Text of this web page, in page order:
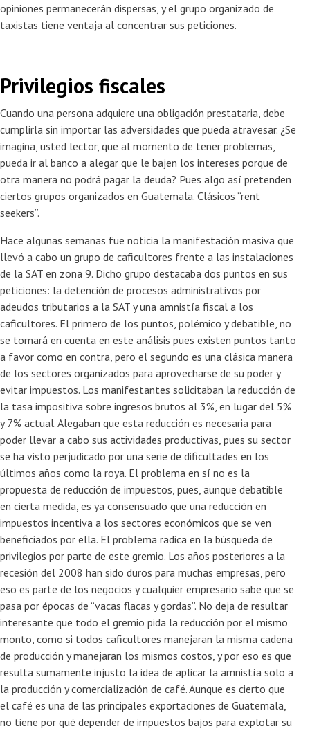
opiniones permanecerán dispersas, y el grupo organizado de
taxistas tiene ventaja al concentrar sus peticiones.
Privilegios fiscales
Cuando una persona adquiere una obligación prestataria, debe
cumplirla sin importar las adversidades que pueda atravesar. ¿Se
imagina, usted lector, que al momento de tener problemas,
pueda ir al banco a alegar que le bajen los intereses porque de
otra manera no podrá pagar la deuda? Pues algo así pretenden
ciertos grupos organizados en Guatemala. Clásicos “rent
seekers”.
Hace algunas semanas fue noticia la manifestación masiva que
llevó a cabo un grupo de caficultores frente a las instalaciones
de la SAT en zona 9. Dicho grupo destacaba dos puntos en sus
peticiones: la detención de procesos administrativos por
adeudos tributarios a la SAT y una amnistía fiscal a los
caficultores. El primero de los puntos, polémico y debatible, no
se tomará en cuenta en este análisis pues existen puntos tanto
a favor como en contra, pero el segundo es una clásica manera
de los sectores organizados para aprovecharse de su poder y
evitar impuestos. Los manifestantes solicitaban la reducción de
la tasa impositiva sobre ingresos brutos al 3%, en lugar del 5%
y 7% actual. Alegaban que esta reducción es necesaria para
poder llevar a cabo sus actividades productivas, pues su sector
se ha visto perjudicado por una serie de dificultades en los
últimos años como la roya. El problema en sí no es la
propuesta de reducción de impuestos, pues, aunque debatible
en cierta medida, es ya consensuado que una reducción en
impuestos incentiva a los sectores económicos que se ven
beneficiados por ella. El problema radica en la búsqueda de
privilegios por parte de este gremio. Los años posteriores a la
recesión del 2008 han sido duros para muchas empresas, pero
eso es parte de los negocios y cualquier empresario sabe que se
pasa por épocas de “vacas flacas y gordas”. No deja de resultar
interesante que todo el gremio pida la reducción por el mismo
monto, como si todos caficultores manejaran la misma cadena
de producción y manejaran los mismos costos, y por eso es que
resulta sumamente injusto la idea de aplicar la amnistía solo a
la producción y comercialización de café. Aunque es cierto que
el café es una de las principales exportaciones de Guatemala,
no tiene por qué depender de impuestos bajos para explotar su